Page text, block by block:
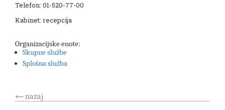
Telefon: 01-520-77-00
Kabinet: recepcija
Organizacijske enote:
Skupne službe
Splošna služba
nazaj